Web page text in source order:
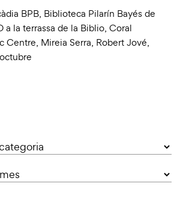
BPB, Biblioteca Pilarín Bayés de
a la terrassa de la Biblio, Coral
Centre, Mireia Serra, Robert Jové,